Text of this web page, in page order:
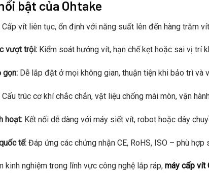
bật của Ohtake
Cấp vít liên tục, ổn định với năng suất lên đến hàng trăm
vượt trội: Kiểm soát hướng vít, hạn chế kẹt hoặc sai vị trí
gọn: Dễ lắp đặt ở mọi không gian, thuận tiện khi bảo trì và
Cấu trúc cơ khí chắc chắn, vật liệu chống mài mòn, vận
hoạt: Kết nối dễ dàng với máy siết vít, robot hoặc dây
tế: Đáp ứng các chứng nhận CE, RoHS, ISO – phù hợp
kinh nghiệm trong lĩnh vực công nghệ lắp ráp, máy cấp vít